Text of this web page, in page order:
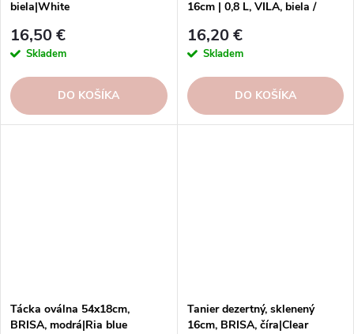
biela|White
16,50 €
Skladem
DO KOŠÍKA
16cm | 0,8 L, VILA, biela /
16,20 €
Skladem
DO KOŠÍKA
Tácka oválna 54x18cm,
BRISA, modrá|Ria blue
Tanier dezertný, sklenený
16cm, BRISA, číra|Clear